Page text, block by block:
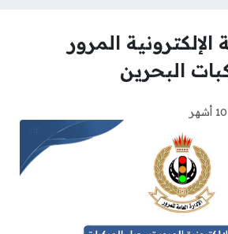
المرور
البحرين